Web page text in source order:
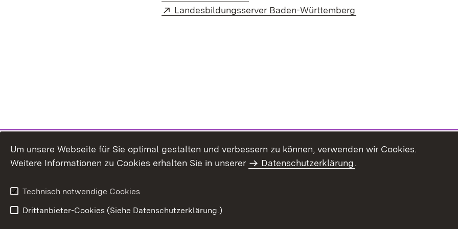
Extern:
Landesbildungsserver Baden-Württemberg
Um unsere Webseite für Sie optimal gestalten und verbessern zu können, verwenden wir Cookies.
Weitere Informationen zu Cookies erhalten Sie in unserer
Datenschutzerklärung.
Technisch notwendige Cookies
Drittanbieter-Cookies (Siehe Datenschutzerklärung.)